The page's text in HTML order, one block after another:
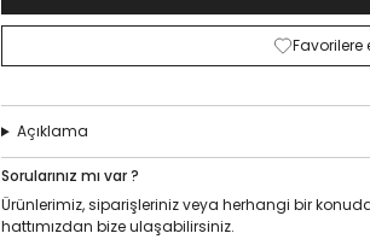
Favorilere
Açıklama
Sorularınız mı var ?
Ürünlerimiz, siparişleriniz veya herhangi bir
hattımızdan bize ulaşabilirsiniz.